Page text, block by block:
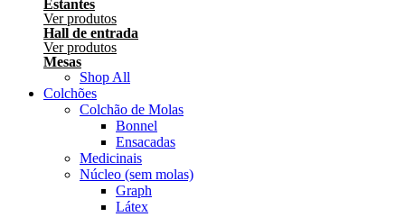
Estantes
Ver produtos
Hall de entrada
Ver produtos
Mesas
Shop All
Colchões
Colchão de Molas
Bonnel
Ensacadas
Medicinais
Núcleo (sem molas)
Graph
Látex